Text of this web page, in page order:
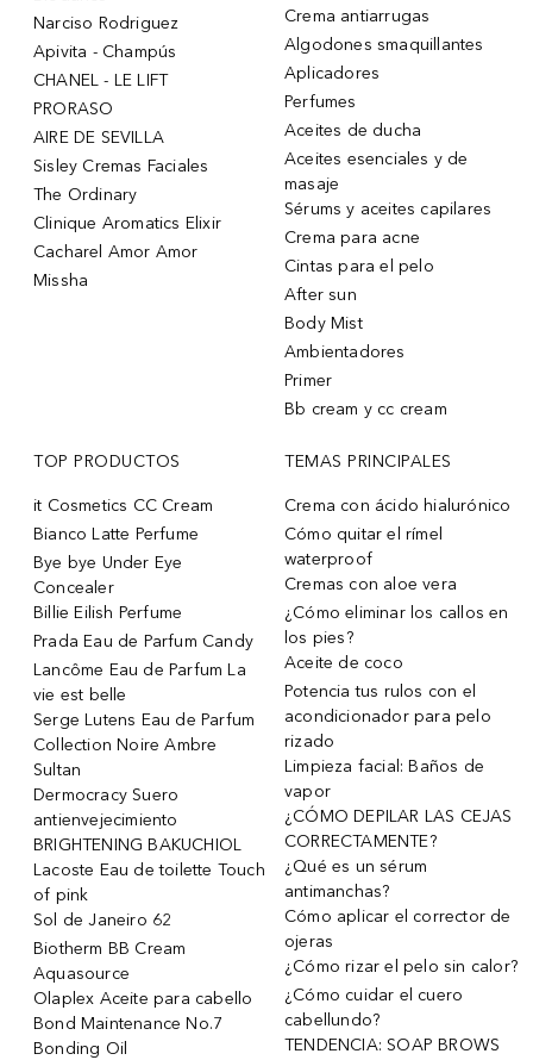
Narciso Rodriguez
Apivita - Champús
CHANEL - LE LIFT
PRORASO
AIRE DE SEVILLA
Sisley Cremas Faciales
The Ordinary
Clinique Aromatics Elixir
Cacharel Amor Amor
Missha
Crema antiarrugas
Algodones smaquillantes
Aplicadores
Perfumes
Aceites de ducha
Aceites esenciales y de
masaje
Sérums y aceites capilares
Crema para acne
Cintas para el pelo
After sun
Body Mist
Ambientadores
Primer
Bb cream y cc cream
TOP PRODUCTOS
it Cosmetics CC Cream
Bianco Latte Perfume
Bye bye Under Eye
Concealer
Billie Eilish Perfume
Prada Eau de Parfum Candy
Lancôme Eau de Parfum La
vie est belle
Serge Lutens Eau de Parfum
Collection Noire Ambre
Sultan
Dermocracy Suero
antienvejecimiento
BRIGHTENING BAKUCHIOL
Lacoste Eau de toilette Touch
of pink
Sol de Janeiro 62
Biotherm BB Cream
Aquasource
Olaplex Aceite para cabello
Bond Maintenance No.7
Bonding Oil
TEMAS PRINCIPALES
Crema con ácido hialurónico
Cómo quitar el rímel
waterproof
Cremas con aloe vera
¿Cómo eliminar los callos en
los pies?
Aceite de coco
Potencia tus rulos con el
acondicionador para pelo
rizado
Limpieza facial: Baños de
vapor
¿CÓMO DEPILAR LAS CEJAS
CORRECTAMENTE?
¿Qué es un sérum
antimanchas?
Cómo aplicar el corrector de
ojeras
¿Cómo rizar el pelo sin calor?
¿Cómo cuidar el cuero
cabellundo?
TENDENCIA: SOAP BROWS